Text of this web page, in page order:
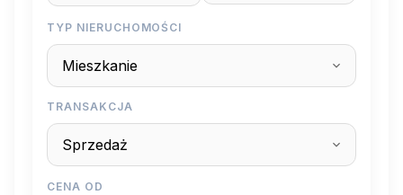
TYP NIERUCHOMOŚCI
TRANSAKCJA
CENA OD